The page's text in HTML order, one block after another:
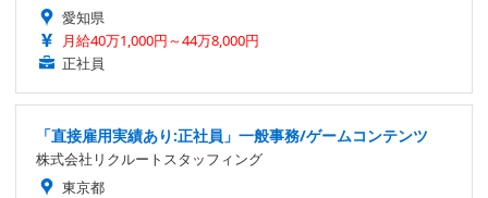
愛知県
月給40万1,000円～44万8,000円
正社員
「直接雇用実績あり:正社員」一般事務/ゲームコンテンツ
株式会社リクルートスタッフィング
東京都